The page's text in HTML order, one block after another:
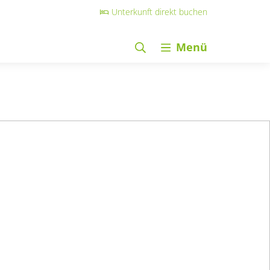
Unterkunft direkt buchen
Menü